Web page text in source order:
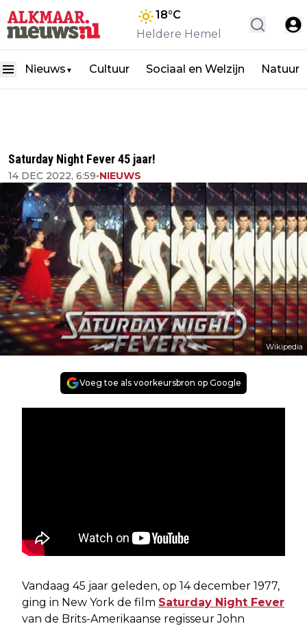
18°C
Heldere Hemel
Nieuws ▼ Cultuur Sociaal en Welzijn Natuur
Saturday Night Fever 45 jaar!
14 DEC 2022, 6:59•NIEUWS
Wikipedia
Voeg toe als voorkeursbron op Google
Vandaag 45 jaar geleden, op 14 december 1977,
ging in New York de film Saturday Night Fever
van de Brits-Amerikaanse regisseur John